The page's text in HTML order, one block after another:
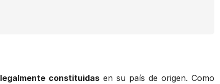
legalmente constituidasen su país de origen. Como